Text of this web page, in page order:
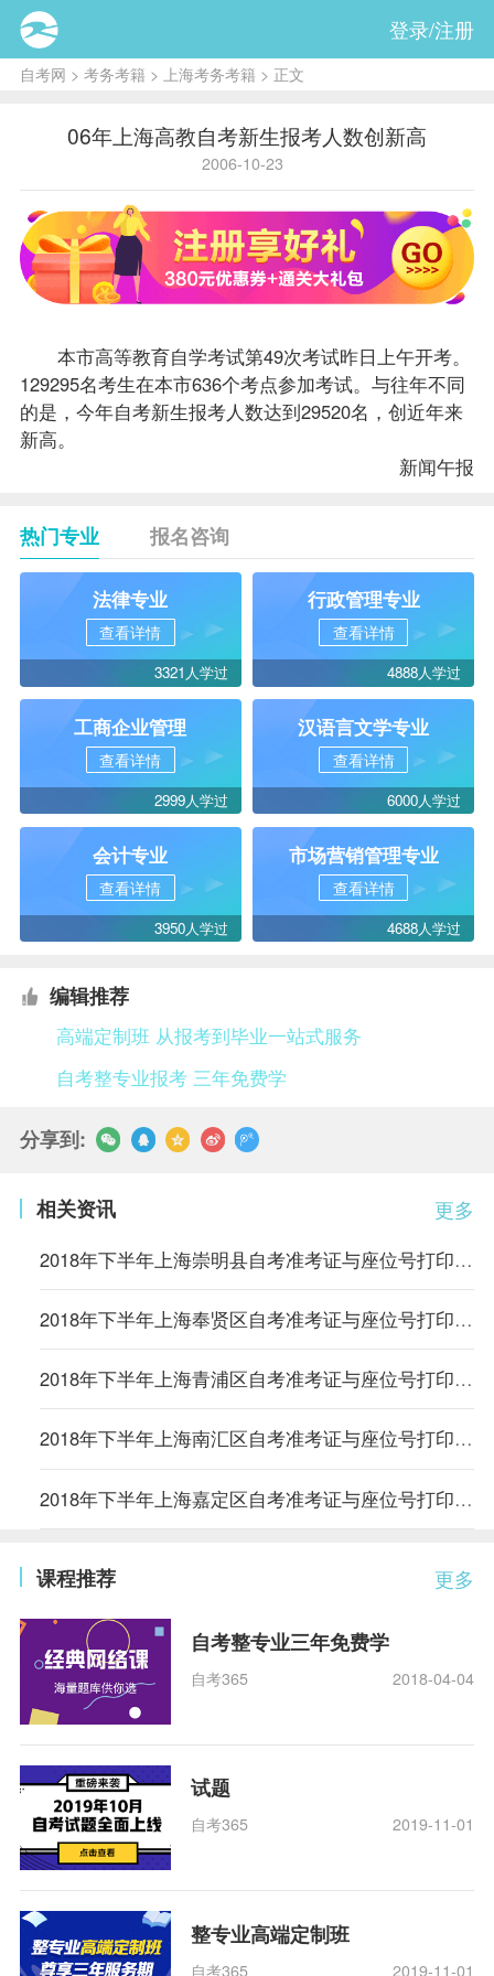
登录/注册
自考网 > 考务考籍 > 上海考务考籍 > 正文
06年上海高教自考新生报考人数创新高
2006-10-23
本市高等教育自学考试第49次考试昨日上午开考。
129295名考生在本市636个考点参加考试。与往年不同
的是，今年自考新生报考人数达到29520名，创近年来
新高。
新闻午报
热门专业 报名咨询
法律专业
查看详情
3321人学过
行政管理专业
查看详情
4888人学过
工商企业管理
查看详情
2999人学过
汉语言文学专业
查看详情
6000人学过
会计专业
查看详情
3950人学过
市场营销管理专业
查看详情
4688人学过
编辑推荐
高端定制班 从报考到毕业一站式服务
自考整专业报考 三年免费学
分享到:
更多
相关资讯
2018年下半年上海崇明县自考准考证与座位号打印通知
2018年下半年上海奉贤区自考准考证与座位号打印通知
2018年下半年上海青浦区自考准考证与座位号打印通知
2018年下半年上海南汇区自考准考证与座位号打印通知
2018年下半年上海嘉定区自考准考证与座位号打印通知
更多
课程推荐
自考整专业三年免费学
自考365 2018-04-04
试题
自考365 2019-11-01
整专业高端定制班
自考365 2019-11-01